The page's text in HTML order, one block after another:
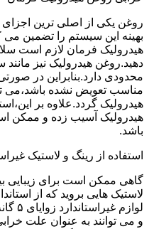
روغن یکی از اصلی ترین
بهینه این سیستم را تضمین می
هیدرولیک فرمان لازم است
دهید.روغن هیدرولیک نیز
محدودی دارد.بنابراین در
مناسب تعویض نشده باشد،می
هیدرولیک گردد.علاوه بر
هیدرولیک آسیب زده و ممکن
باشد.
استفاده از رینگ و لاستیک
گاهی ممکن است برای زیبایی
لاستیک هایی بروید که از
و می توانند به عنوان علت